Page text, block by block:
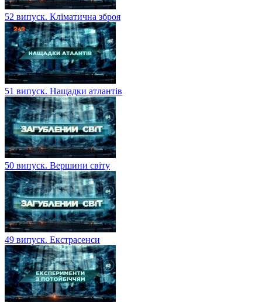
52 випуск. Кліматична зброя
51 випуск. Нащадки атлантів
50 випуск. Вершини світу
49 випуск. Екстрасенси